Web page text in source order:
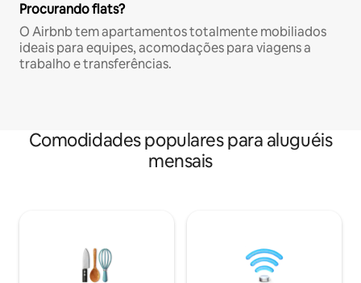
Procurando flats?
O Airbnb tem apartamentos totalmente mobiliados
ideais para equipes, acomodações para viagens a
trabalho e transferências.
Comodidades populares para aluguéis
mensais